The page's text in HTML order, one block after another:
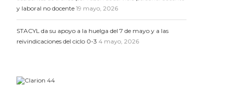
y laboral no docente 19 mayo, 2026
STACYL da su apoyo a la huelga del 7 de mayo y a las
reivindicaciones del ciclo 0-3 4 mayo, 2026